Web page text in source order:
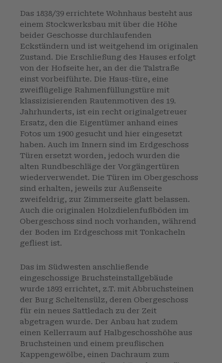
Das 1838/39 errichtete Wohnhaus besteht aus
einem Stockwerksbau mit über die Höhe
beider Geschosse durchlaufenden
Eckständern und ist weitgehend im originalen
Zustand. Die Erschließung des Hauses erfolgt
von der Hofseite her, an der die Talstraße
einst vorbeiführte. Die Haus-türe, eine
zweiflügelige Rahmenfüllungstüre mit
klassizisierenden Rautenmotiven des 19.
Jahrhunderts, ist ein recht originalgetreuer
Ersatz, den die Eigentümer anhand eines
Fotos um 1900 gesucht und hier eingesetzt
haben. Auch im Innern sind im Erdgeschoss
Türen ersetzt worden, jedoch wurden die
alten Rundbeschläge der Vorgängertüren
wiederverwendet. Die Türen im Obergeschoss
sind erhalten, jeweils zur Außenseite
zweifeldrig, zur Zimmerseite glatt belassen.
Auch die originalen Holzdielenfußböden im
Obergeschoss sind noch vorhanden, während
der Boden im Erdgeschoss mit Tonkacheln
gefliest ist.
Das im Südwesten anschließende
eingeschossige Bruchsteinstallgebäude
wurde 1893 errichtet, z.T. mit Abbruchsteinen
der Burg Scheltensülz, deren Obergeschoss
für ein neues Sattledach zu der Zeit
abgetragen wurde. Der Anbau hat zudem
einen Kellerraum auf Halbgeschosshöhe aus
Bruchsteinen und einem preußischen
Kappengewölbe, einen Dachraum zum